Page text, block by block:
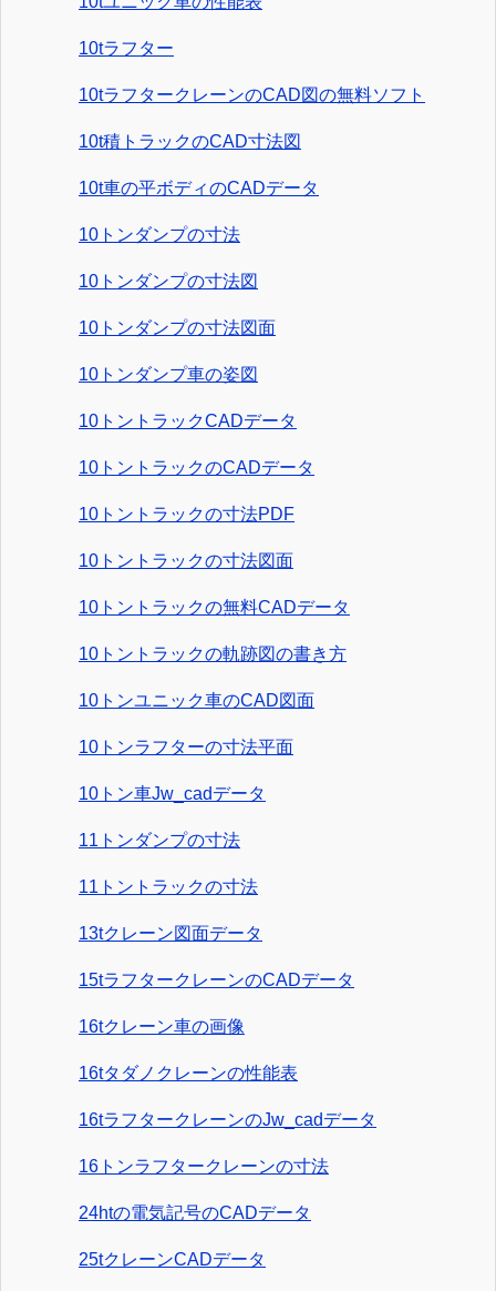
10tラフター
10tラフタークレーンのCAD図の無料ソフト
10t積トラックのCAD寸法図
10t車の平ボディのCADデータ
10トンダンプの寸法
10トンダンプの寸法図
10トンダンプの寸法図面
10トンダンプ車の姿図
10トントラックCADデータ
10トントラックのCADデータ
10トントラックの寸法PDF
10トントラックの寸法図面
10トントラックの無料CADデータ
10トントラックの軌跡図の書き方
10トンユニック車のCAD図面
10トンラフターの寸法平面
10トン車Jw_cadデータ
11トンダンプの寸法
11トントラックの寸法
13tクレーン図面データ
15tラフタークレーンのCADデータ
16tクレーン車の画像
16tタダノクレーンの性能表
16tラフタークレーンのJw_cadデータ
16トンラフタークレーンの寸法
24htの電気記号のCADデータ
25tクレーンCADデータ